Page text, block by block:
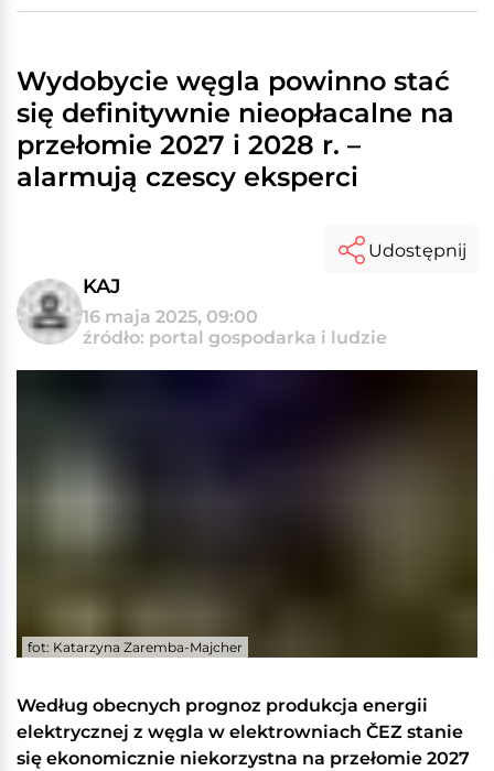
Wydobycie węgla powinno stać
się definitywnie nieopłacalne na
przełomie 2027 i 2028 r. –
alarmują czescy eksperci
KAJ
16 maja 2025, 09:00
źródło: portal gospodarka i ludzie
Udostępnij
fot: Katarzyna Zaremba-Majcher
Według obecnych prognoz produkcja energii
elektrycznej z węgla w elektrowniach ČEZ stanie
się ekonomicznie niekorzystna na przełomie 2027